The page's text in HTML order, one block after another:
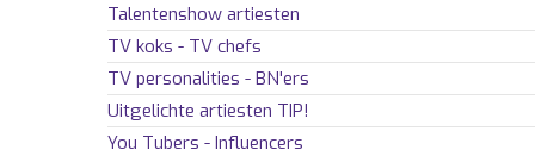
Talentenshow artiesten
TV koks - TV chefs
TV personalities - BN'ers
Uitgelichte artiesten TIP!
You Tubers - Influencers